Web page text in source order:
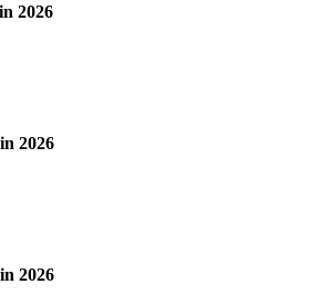
2026
2026
2026